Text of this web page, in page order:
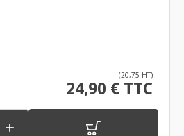
(20,75 HT)
24,90 € TTC
